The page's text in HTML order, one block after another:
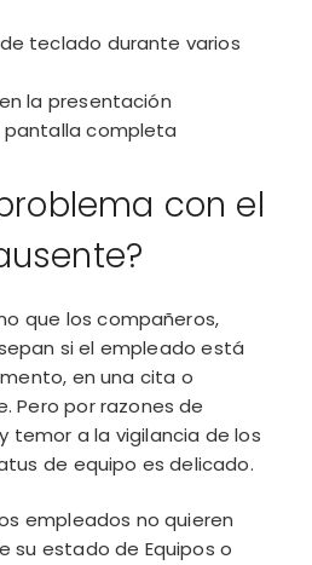
teclado durante varios
la presentación
pantalla completa
con el
que los compañeros,
si el empleado está
en una cita o
Pero por razones de
temor a la vigilancia de los
de equipo es delicado.
empleados no quieren
su estado de Equipos o